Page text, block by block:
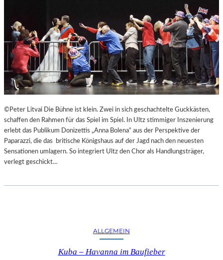
O
S
T
E
R
F
E
S
S
P
I
E
L
©Peter Litvai Die Bühne ist klein. Zwei in sich geschachtelte Guckkästen,
schaffen den Rahmen für das Spiel im Spiel. In Ultz stimmiger Inszenierung
erlebt das Publikum Donizettis „Anna Bolena“ aus der Perspektive der
Paparazzi, die das britische Königshaus auf der Jagd nach den neuesten
Sensationen umlagern. So integriert Ultz den Chor als Handlungsträger,
verlegt geschickt…
ALLGEMEIN
Kuba – Havanna im Baufieber